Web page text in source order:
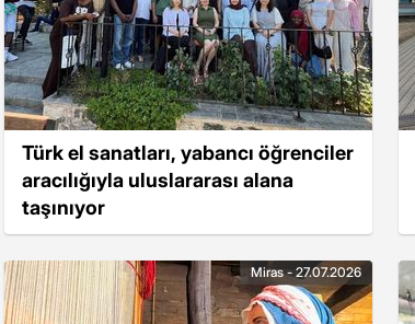
Türk el sanatları, yabancı öğrenciler
aracılığıyla uluslararası alana
taşınıyor
Miras - 27.07.2026